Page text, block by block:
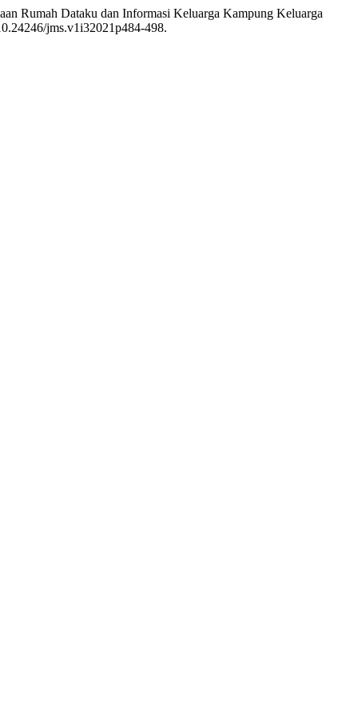
Rumah Dataku dan Informasi Keluarga Kampung Keluarga
jms.v1i32021p484-498.